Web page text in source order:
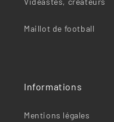
Maillot de football
Informations
Mentions légales